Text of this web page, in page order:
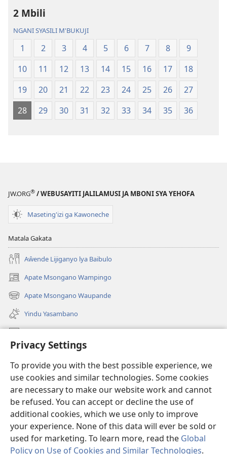
Privacy Settings
To provide you with the best possible experience, we
use cookies and similar technologies. Some cookies
are necessary to make our website work and cannot
be refused. You can accept or decline the use of
additional cookies, which we use only to improve
your experience. None of this data will ever be sold or
used for marketing. To learn more, read the Global
Policy on Use of Cookies and Similar Technologies.
(Jelinganyesoni
mu
2013)
mu
2013)
2 Mbili
NGANI SYASILI M'BUKUJI
1 2 3 4 5 6 7 8
9
10
11 12 13 14 15 16 17
18
19
20 21 22 23 24 25 26
27
28
29 30 31 32 33 34 35 36
JW.ORG® / WEBUSAYITI JALILAMUSI JA MBONI SYA YEHOFA
Maseting'izi ga Kawoneche
Matala Gakata
Aŵende Lijiganyo lya Baibulo
Apate Msongano Wampingo
(awugule
liwindo
line)
Apate Msongano Waupande
(awugule
liwindo
line)
Yindu Yasambano
Mafidiyo
Kuwungunya pa JW.ORG
Ngani Syakwayana ni Malamusi
Yakupeleka
(awugule
liwindo
line)
LAIBULALE JA PA INTENETI ja Watchtower
(awugule
liwindo
line)
®
(awugule